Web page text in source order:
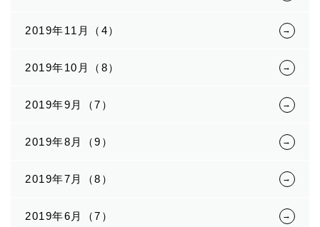
2019年11月（4）
2019年10月（8）
2019年9月（7）
2019年8月（9）
2019年7月（8）
2019年6月（7）